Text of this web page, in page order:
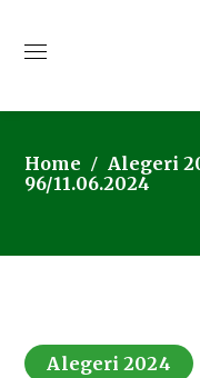
Home Alegeri
96/11.06.2024
Alegeri 2024